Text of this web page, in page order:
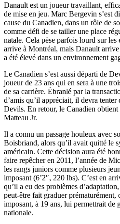
Danault est un joueur travaillant,
de mise en jeu. Marc Bergevin s’est
cause du Canadien, dans un rôle de
comme défi de se tailler une place
natale. Cela pèse parfois lourd sur les
arrive à Montréal, mais Danault
a été élevé dans un environnement
Le Canadien s’est aussi départi de
joueur de 23 ans qui en sera à une
de sa carrière. Ébranlé par la
d’amis qu’il appréciait, il devra tenter
Devils. En retour, le Canadien obtient
Matteau Jr.
Il a connu un passage houleux avec
Boisbriand, alors qu’il avait quitté le
américain. Cette décision aura été
faire repêcher en 2011, l’année de
les rangs juniors comme plusieurs
imposant (6’2″, 220 lbs). C’est en
qu’il a eu des problèmes
peut-être fait graduer prématurément,
imposant, à 19 ans, lui permettrait de
nationale.